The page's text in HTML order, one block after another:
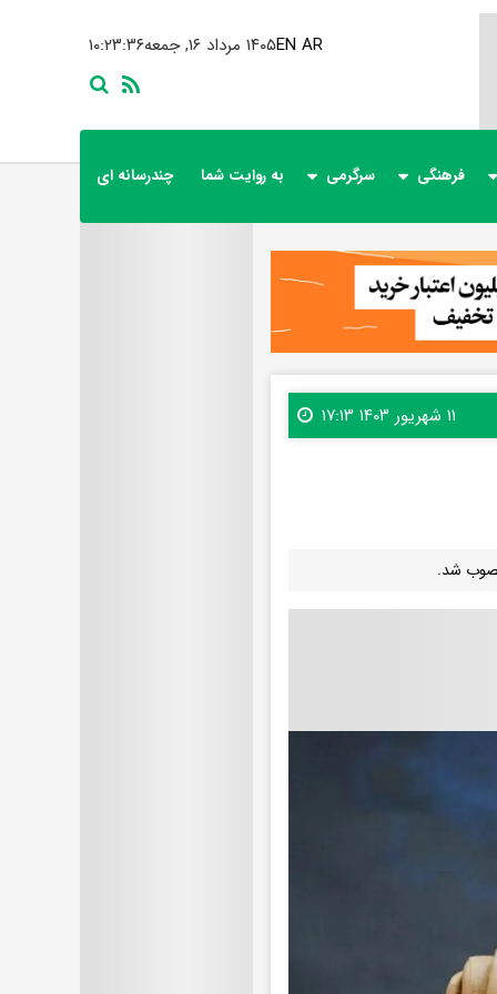
۱۰:۲۳:۳۷ ۱۴۰۵ مرداد ۱۶, جمعهEN AR
فرهنگی سرگرمی به روایت شما چندرسانه ای
۱۱ شهریور ۱۴۰۳ ۱۷:۱۳
شد.